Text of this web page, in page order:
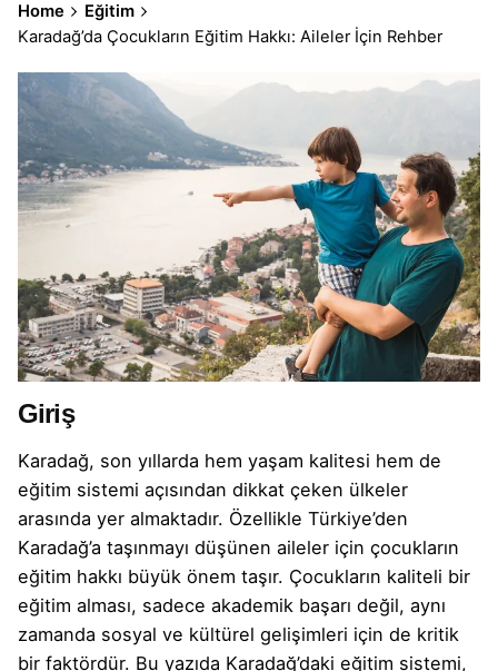
Home
Eğitim
Karadağ’da Çocukların Eğitim Hakkı: Aileler İçin Rehber
Giriş
Karadağ, son yıllarda hem yaşam kalitesi hem de
eğitim sistemi açısından dikkat çeken ülkeler
arasında yer almaktadır. Özellikle Türkiye’den
Karadağ’a taşınmayı düşünen aileler için çocukların
eğitim hakkı büyük önem taşır. Çocukların kaliteli bir
eğitim alması, sadece akademik başarı değil, aynı
zamanda sosyal ve kültürel gelişimleri için de kritik
bir faktördür. Bu yazıda Karadağ’daki eğitim sistemi,